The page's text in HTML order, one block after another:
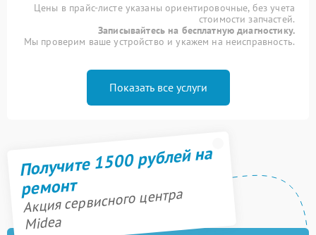
Цены в прайс-листе указаны ориентировочные, без учета
стоимости запчастей.
Записывайтесь на бесплатную диагностику.
Мы проверим ваше устройство и укажем на неисправность.
Показать все услуги
Получите 1500 рублей на
ремонт
Акция сервисного центра
Midea